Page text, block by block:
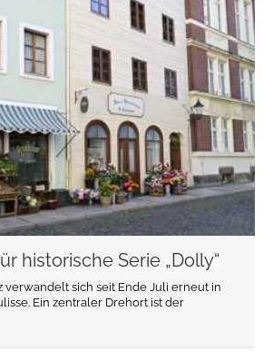
historische Serie „Dolly“
verwandelt sich seit Ende Juli erneut in
Ein zentraler Drehort ist der
weiterlesen